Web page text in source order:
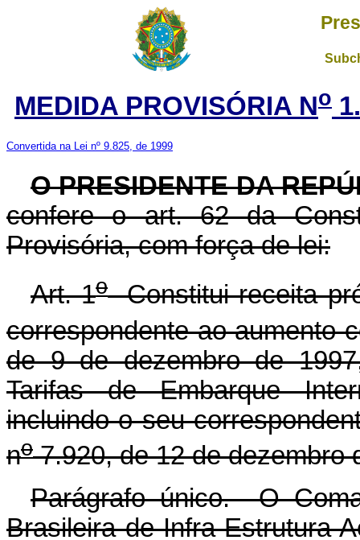
MEDIDA PROVISÓRIA No
Convertida na Lei nº 9.825, de 1999
O PRESIDENTE DA
confere o art. 62 da
Provisória, com força de lei:
Art. 1oConstitui receita
correspondente ao aumento
de 9 de dezembro de
Tarifas de Embarque
incluindo o seu
no7.920, de 12 de dezembro
Parágrafo único. O
Brasileira de Infra-Estrutura